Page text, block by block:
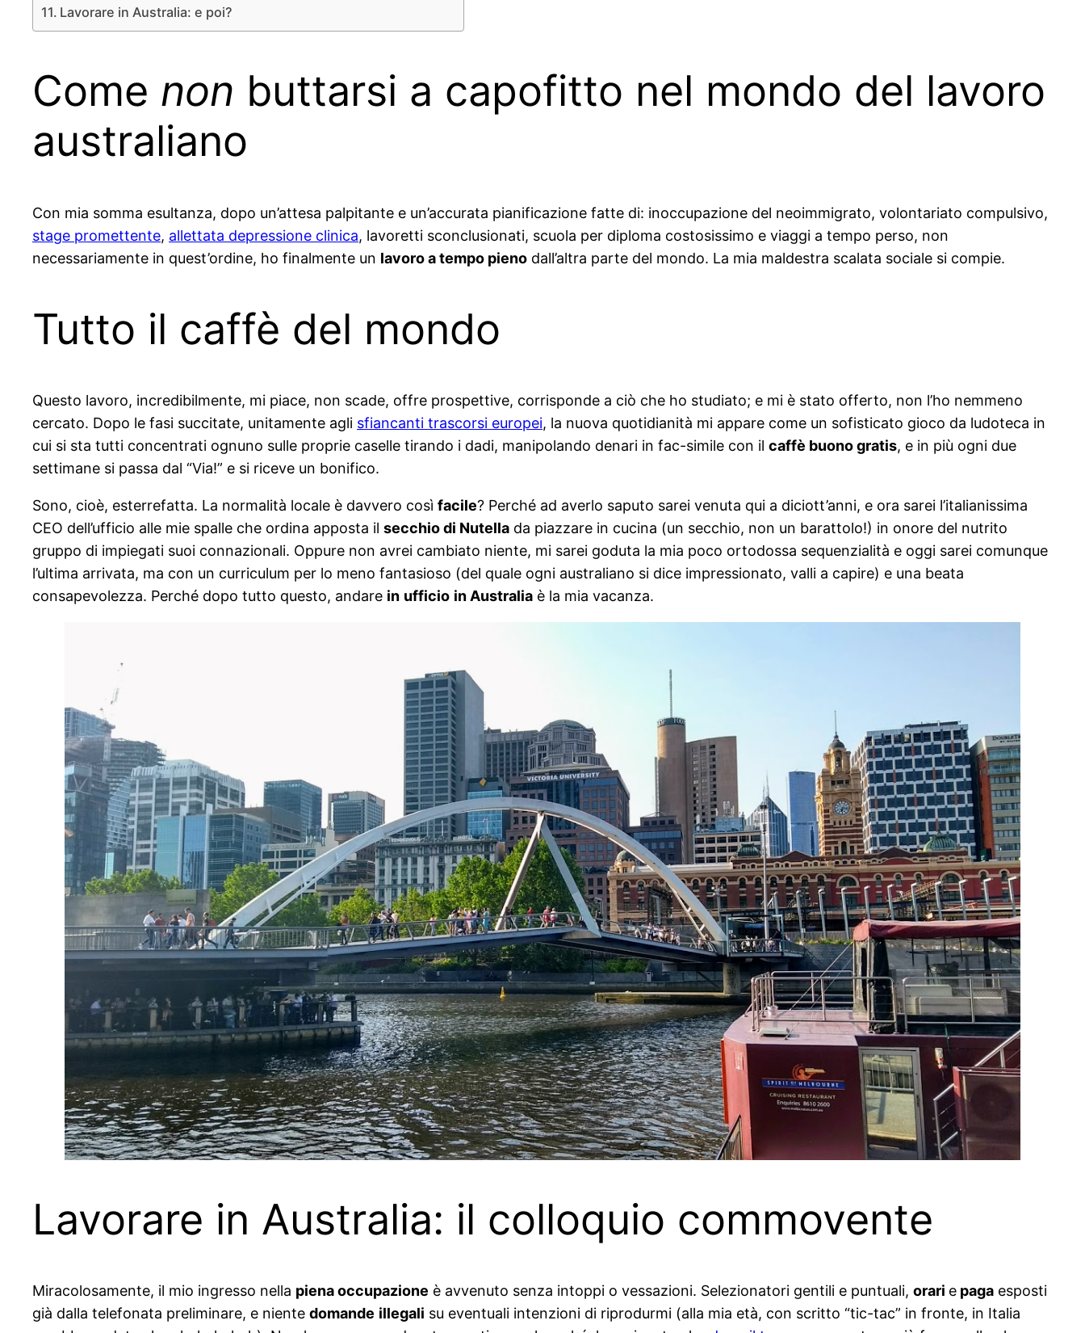
Lavorare in Australia: e poi?
Come non buttarsi a capofitto nel mondo del lavoro
australiano
Con mia somma esultanza, dopo un’attesa palpitante e un’accurata pianificazione fatte di: inoccupazione del neoimmigrato, volontariato compulsivo,
stage promettente, allettata depressione clinica, lavoretti sconclusionati, scuola per diploma costosissimo e viaggi a tempo perso, non
necessariamente in quest’ordine, ho finalmente un lavoro a tempo pieno dall’altra parte del mondo. La mia maldestra scalata sociale si compie.
Tutto il caffè del mondo
Questo lavoro, incredibilmente, mi piace, non scade, offre prospettive, corrisponde a ciò che ho studiato; e mi è stato offerto, non l’ho nemmeno
cercato. Dopo le fasi succitate, unitamente agli sfiancanti trascorsi europei, la nuova quotidianità mi appare come un sofisticato gioco da ludoteca in
cui si sta tutti concentrati ognuno sulle proprie caselle tirando i dadi, manipolando denari in fac-simile con il caffè buono gratis, e in più ogni due
settimane si passa dal “Via!” e si riceve un bonifico.
Sono, cioè, esterrefatta. La normalità locale è davvero così facile? Perché ad averlo saputo sarei venuta qui a diciott’anni, e ora sarei l’italianissima
CEO dell’ufficio alle mie spalle che ordina apposta il secchio di Nutella da piazzare in cucina (un secchio, non un barattolo!) in onore del nutrito
gruppo di impiegati suoi connazionali. Oppure non avrei cambiato niente, mi sarei goduta la mia poco ortodossa sequenzialità e oggi sarei comunque
l’ultima arrivata, ma con un curriculum per lo meno fantasioso (del quale ogni australiano si dice impressionato, valli a capire) e una beata
consapevolezza. Perché dopo tutto questo, andare in ufficio in Australia è la mia vacanza.
Lavorare in Australia: il colloquio commovente
Miracolosamente, il mio ingresso nella piena occupazione è avvenuto senza intoppi o vessazioni. Selezionatori gentili e puntuali, orari e paga esposti
già dalla telefonata preliminare, e niente domande illegali su eventuali intenzioni di riprodurmi (alla mia età, con scritto “tic-tac” in fronte, in Italia